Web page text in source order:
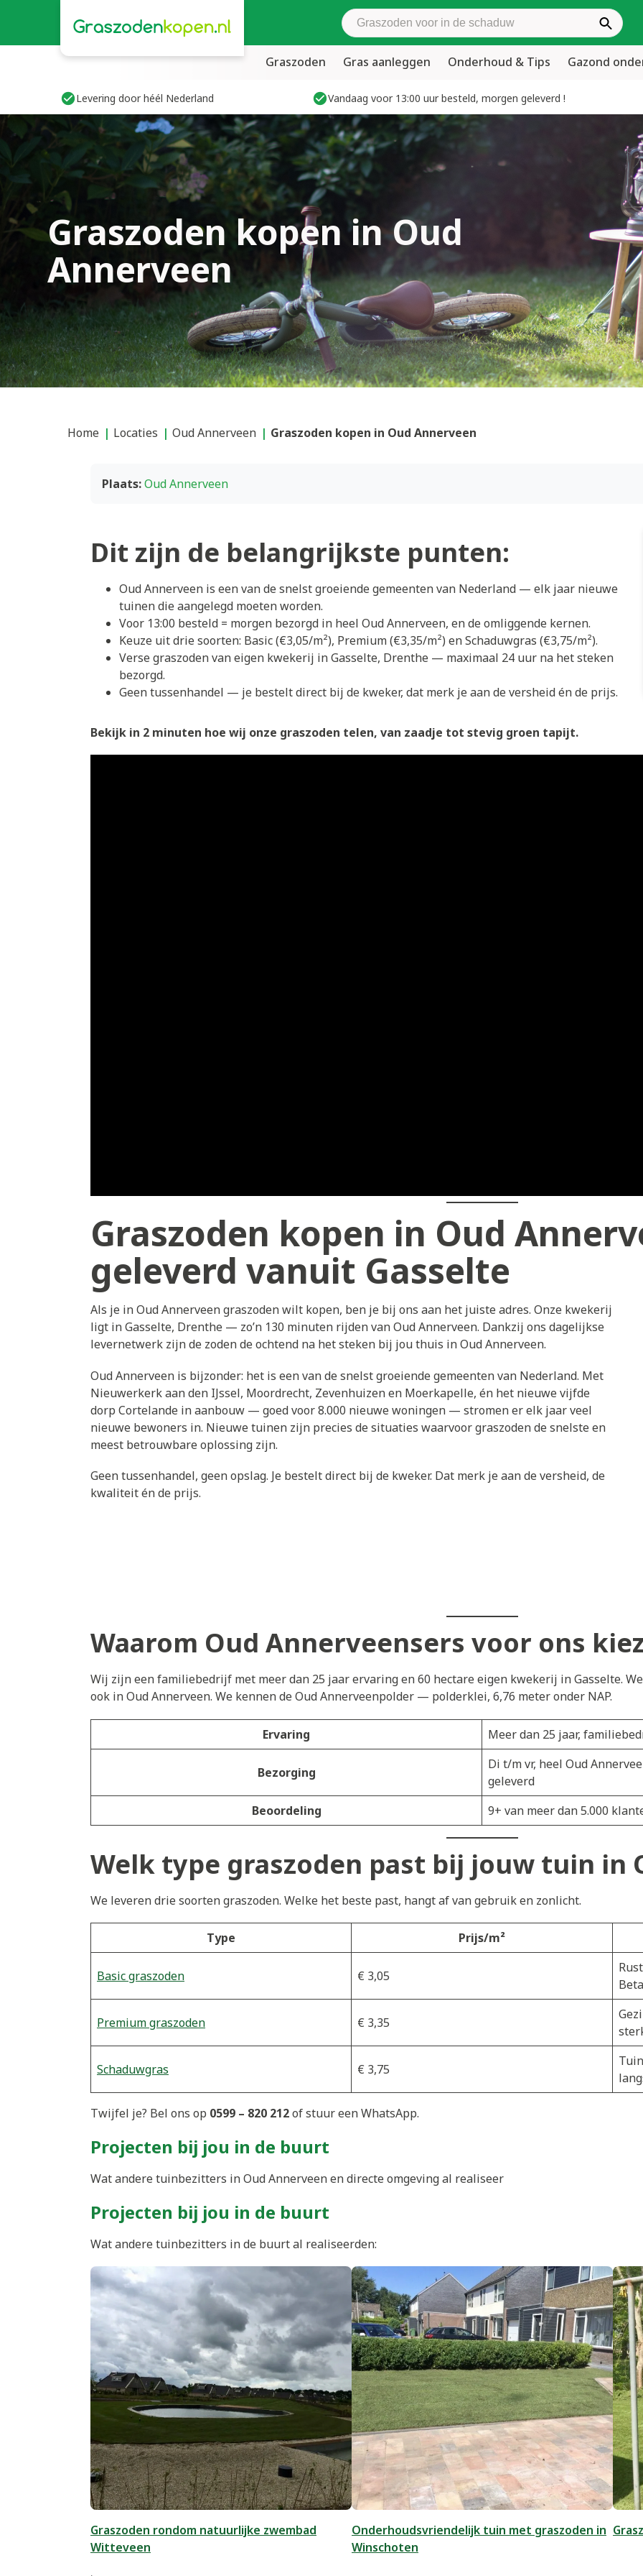
Zoek graszoden
Graszoden Gras aanleggen Onderhoud & Tips Gazond
Levering door héél Nederland Vandaag voor 13:00 uur besteld, morgen geleverd !
Graszoden kopen in Oud
Annerveen
Home Locaties Oud Annerveen Graszoden kopen in Oud Annerveen
Plaats:Oud Annerveen
Dit zijn de belangrijkste punten:
Oud Annerveen is een van de snelst groeiende gemeenten van Nederland — elk jaar nieuwe
tuinen die aangelegd moeten worden.
Voor 13:00 besteld = morgen bezorgd in heel Oud Annerveen, en de omliggende kernen.
Keuze uit drie soorten: Basic (€3,05/m²), Premium (€3,35/m²) en Schaduwgras (€3,75/m²).
Verse graszoden van eigen kwekerij in Gasselte, Drenthe — maximaal 24 uur na het steken
bezorgd.
Geen tussenhandel — je bestelt direct bij de kweker, dat merk je aan de versheid én de prijs.
Bekijk in 2 minuten hoe wij onze graszoden telen, van zaadje tot stevig groen tapijt.
Graszoden kopen in Oud
geleverd vanuit Gasselte
Als je in Oud Annerveen graszoden wilt kopen, ben je bij ons aan het juiste adres. Onze kwekerij
ligt in Gasselte, Drenthe — zo’n 130 minuten rijden van Oud Annerveen. Dankzij ons dagelijkse
levernetwerk zijn de zoden de ochtend na het steken bij jou thuis in Oud Annerveen.
Oud Annerveen is bijzonder: het is een van de snelst groeiende gemeenten van Nederland. Met
Nieuwerkerk aan den IJssel, Moordrecht, Zevenhuizen en Moerkapelle, én het nieuwe vijfde
dorp Cortelande in aanbouw — goed voor 8.000 nieuwe woningen — stromen er elk jaar veel
nieuwe bewoners in. Nieuwe tuinen zijn precies de situaties waarvoor graszoden de snelste en
meest betrouwbare oplossing zijn.
Geen tussenhandel, geen opslag. Je bestelt direct bij de kweker. Dat merk je aan de versheid, de
kwaliteit én de prijs.
Waarom Oud Annerveensers voor ons
Wij zijn een familiebedrijf met meer dan 25 jaar ervaring en 60 hectare eigen kwekerij in Gasselte.
ook in Oud Annerveen. We kennen de Oud Annerveenpolder — polderklei, 6,76 meter onder NAP.
Ervaring Meer dan 25 jaar,
Bezorging
Di t/m vr, heel Oud
geleverd
Beoordeling
9+ van meer dan 5.000
Welk type graszoden past bij jouw tuin in
We leveren drie soorten graszoden. Welke het beste past, hangt af van gebruik en zonlicht.
Type Prijs/m²
Basic graszoden € 3,05
Premium graszoden € 3,35
Schaduwgras € 3,75
Twijfel je? Bel ons op 0599 – 820 212of stuur een WhatsApp.
Projecten bij jou in de buurt
Wat andere tuinbezitters in Oud Annerveen en directe omgeving al realiseer
Projecten bij jou in de buurt
Wat andere tuinbezitters in de buurt al realiseerden:
Graszoden rondom natuurlijke zwembad
Witteveen
Onderhoudsvriendelijk tuin met graszoden in
Winschoten